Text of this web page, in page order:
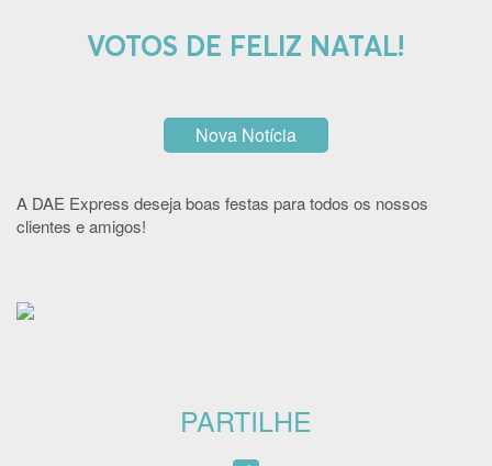
VOTOS DE FELIZ NATAL!
Nova Notícia
A DAE Express desejaboas festas para todos os nossos
clientes e amigos!
PARTILHE